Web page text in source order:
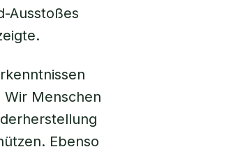
Ausstoßes
Wir Menschen
Ebenso